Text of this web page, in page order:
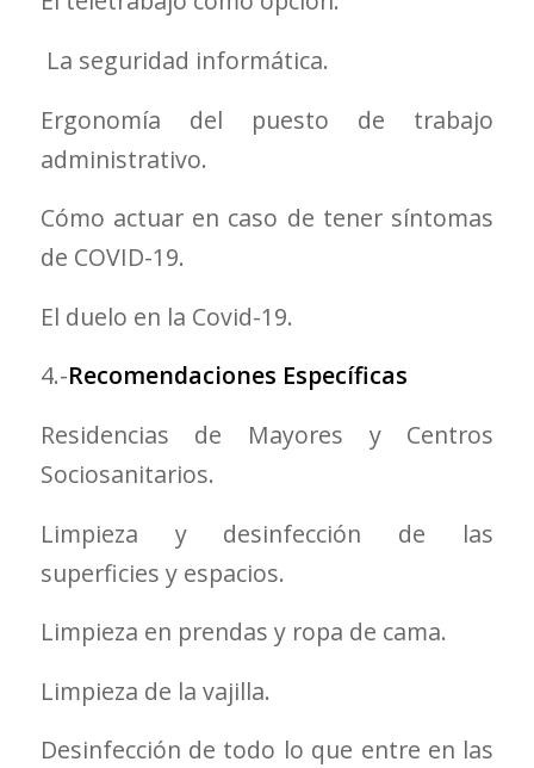
La seguridad informática.
Ergonomía del puesto de trabajo
administrativo.
Cómo actuar en caso de tener síntomas
de COVID-19.
El duelo en la Covid-19.
4.-Recomendaciones Específicas
Residencias de Mayores y Centros
Sociosanitarios.
Limpieza y desinfección de las
superficies y espacios.
Limpieza en prendas y ropa de cama.
Limpieza de la vajilla.
Desinfección de todo lo que entre en las